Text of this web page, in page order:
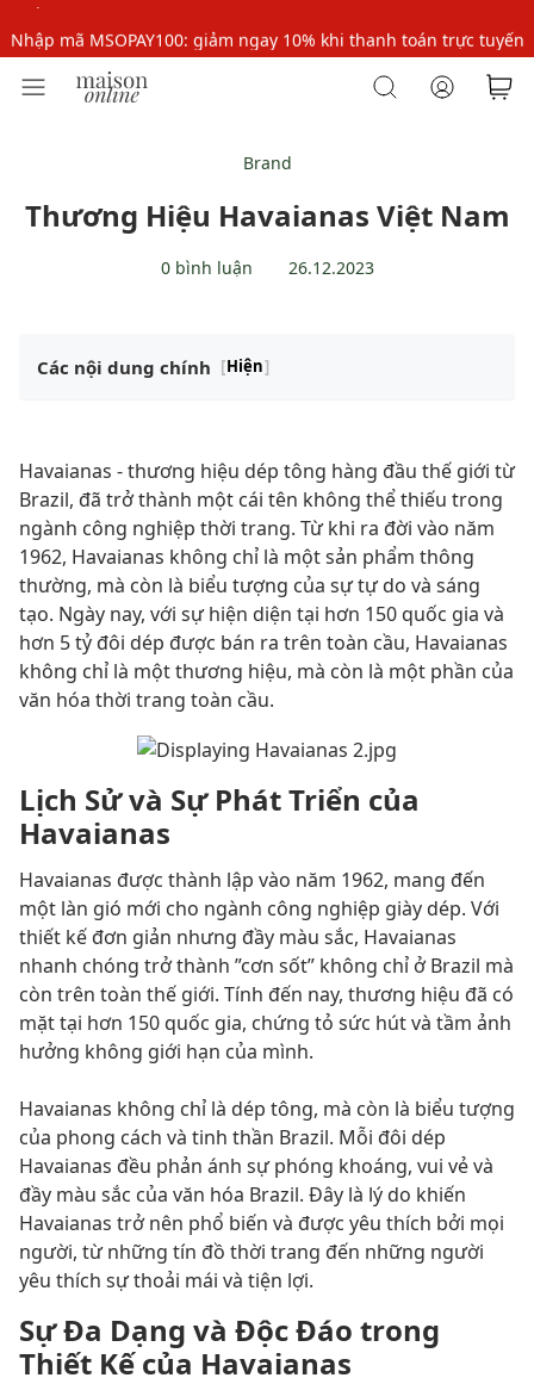
Nhập mã MSOPAY100: giảm ngay 10% khi thanh toán trực tuyến
Nhập mã: MSOXINCHAO - Giảm 10% đơn đầu cho thành viên mới!
Nhập mã: MSOXINCHAO - Giảm 10% đơn đầu cho thành viên mới!
Brand
Thương Hiệu Havaianas Việt Nam
0 bình luận 26.12.2023
Các nội dung chính [Hiện]
Havaianas - thương hiệu dép tông hàng đầu thế giới từ
Brazil, đã trở thành một cái tên không thể thiếu trong
ngành công nghiệp thời trang. Từ khi ra đời vào năm
1962, Havaianas không chỉ là một sản phẩm thông
thường, mà còn là biểu tượng của sự tự do và sáng
tạo. Ngày nay, với sự hiện diện tại hơn 150 quốc gia và
hơn 5 tỷ đôi dép được bán ra trên toàn cầu, Havaianas
không chỉ là một thương hiệu, mà còn là một phần của
văn hóa thời trang toàn cầu.
Lịch Sử và Sự Phát Triển của
Havaianas
Havaianas được thành lập vào năm 1962, mang đến
một làn gió mới cho ngành công nghiệp giày dép. Với
thiết kế đơn giản nhưng đầy màu sắc, Havaianas
nhanh chóng trở thành ”cơn sốt” không chỉ ở Brazil mà
còn trên toàn thế giới. Tính đến nay, thương hiệu đã có
mặt tại hơn 150 quốc gia, chứng tỏ sức hút và tầm ảnh
hưởng không giới hạn của mình.
Havaianas không chỉ là dép tông, mà còn là biểu tượng
của phong cách và tinh thần Brazil. Mỗi đôi dép
Havaianas đều phản ánh sự phóng khoáng, vui vẻ và
đầy màu sắc của văn hóa Brazil. Đây là lý do khiến
Havaianas trở nên phổ biến và được yêu thích bởi mọi
người, từ những tín đồ thời trang đến những người
yêu thích sự thoải mái và tiện lợi.
Sự Đa Dạng và Độc Đáo trong
Thiết Kế của Havaianas